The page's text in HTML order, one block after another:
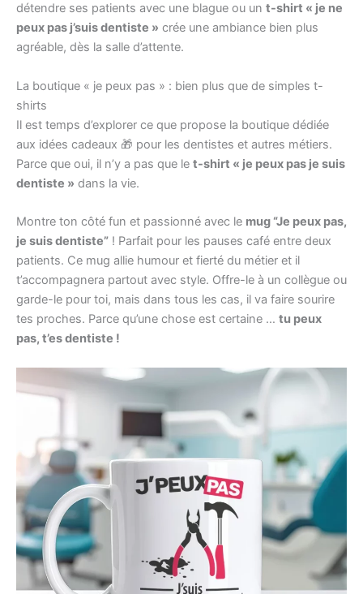
détendre ses patients avec une blague ou un t-shirt « je ne
peux pas j’suis dentiste » crée une ambiance bien plus
agréable, dès la salle d’attente.
La boutique « je peux pas » : bien plus que de simples t-
shirts
Il est temps d’explorer ce que propose la boutique dédiée
aux idées cadeaux 🎁 pour les dentistes et autres métiers.
Parce que oui, il n’y a pas que le t-shirt « je peux pas je suis
dentiste » dans la vie.
Montre ton côté fun et passionné avec le mug “Je peux pas,
je suis dentiste” ! Parfait pour les pauses café entre deux
patients. Ce mug allie humour et fierté du métier et il
t’accompagnera partout avec style. Offre-le à un collègue ou
garde-le pour toi, mais dans tous les cas, il va faire sourire
tes proches. Parce qu’une chose est certaine … tu peux
pas, t’es dentiste !